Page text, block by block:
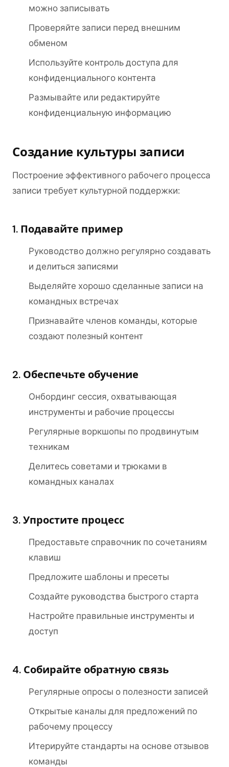
можно записывать
Проверяйте записи перед внешним
обменом
Используйте контроль доступа для
конфиденциального контента
Размывайте или редактируйте
конфиденциальную информацию
Создание культуры записи
Построение эффективного рабочего процесса
записи требует культурной поддержки:
1. Подавайте пример
Руководство должно регулярно создавать
и делиться записями
Выделяйте хорошо сделанные записи на
командных встречах
Признавайте членов команды, которые
создают полезный контент
2. Обеспечьте обучение
Онбординг сессия, охватывающая
инструменты и рабочие процессы
Регулярные воркшопы по продвинутым
техникам
Делитесь советами и трюками в
командных каналах
3. Упростите процесс
Предоставьте справочник по сочетаниям
клавиш
Предложите шаблоны и пресеты
Создайте руководства быстрого старта
Настройте правильные инструменты и
доступ
4. Собирайте обратную связь
Регулярные опросы о полезности записей
Открытые каналы для предложений по
рабочему процессу
Итерируйте стандарты на основе отзывов
команды